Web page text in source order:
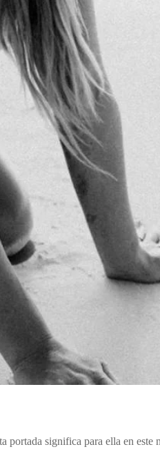
significa para ella en este